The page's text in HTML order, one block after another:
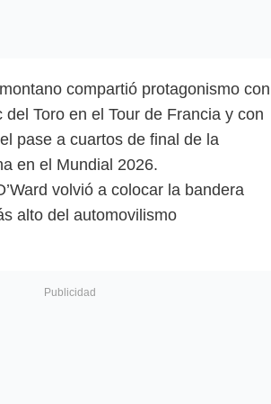
compartió protagonismo con
del Toro en el Tour de Francia y con
pase a cuartos de final de la
en el Mundial 2026.
volvió a colocar la bandera
alto del automovilismo